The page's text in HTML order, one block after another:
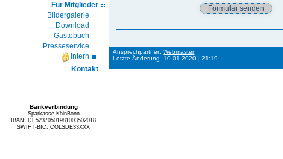
Für Mitglieder
Bildergalerie
Download
Gästebuch
Presseservice
Intern
Kontakt
Bankverbindung
Sparkasse KölnBonn
IBAN: DE52370501981003502018
SWIFT-BIC: COLSDE33XXX
Ansprechpartner:Webmaster
Letzte Änderung: 10.01.2020 | 21:19